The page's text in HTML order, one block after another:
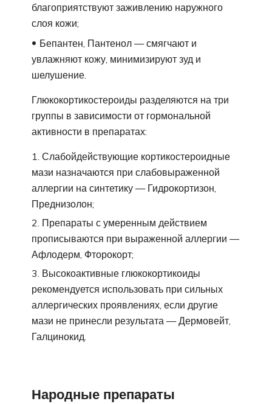
благоприятствуют заживлению наружного
слоя кожи;
Бепантен, Пантенол — смягчают и
увлажняют кожу, минимизируют зуд и
шелушение.
Глюкокортикостероиды разделяются на три
группы в зависимости от гормональной
активности в препаратах:
Слабойдействующие кортикостероидные
мази назначаются при слабовыраженной
аллергии на синтетику — Гидрокортизон,
Преднизолон;
Препараты с умеренным действием
прописываются при выраженной аллергии —
Афлодерм, Фторокорт;
Высокоактивные глюкокортикоиды
рекомендуется использовать при сильных
аллергических проявлениях, если другие
мази не принесли результата — Дермовейт,
Галцинокид.
Народные препараты